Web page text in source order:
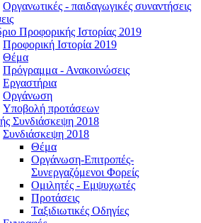
Οργανωτικές - παιδαγωγικές συναντήσεις
Προφορικής Ιστορίας 2019
Προφορική Ιστορία 2019
Θέμα
Πρόγραμμα - Ανακοινώσεις
Εργαστήρια
Οργάνωση
Υποβολή προτάσεων
Συνδιάσκεψη 2018
Συνδιάσκεψη 2018
Θέμα
Οργάνωση-Επιτροπές-
Συνεργαζόμενοι Φορείς
Ομιλητές - Εμψυχωτές
Προτάσεις
Ταξιδιωτικές Οδηγίες